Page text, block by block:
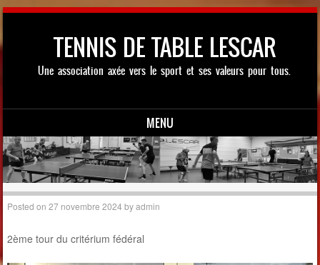
TENNIS DE TABLE LESCAR
Une association axée vers le sport et ses valeurs pour tous.
MENU
Skip to content
Posted on27 novembre 2024 byadmin
2ème tour du critérium fédéral